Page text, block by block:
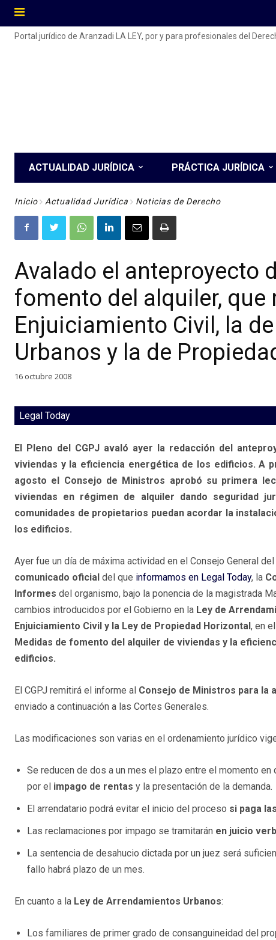
Portal jurídico de Aranzadi LA LEY, por y para profesionales del
ACTUALIDAD JURÍDICA PRÁCTICA JURÍDICA
Inicio Actualidad Jurídica Noticias de Derecho
Avalado el anteproyecto
fomento del alquiler, que
Enjuiciamiento Civil, la
Urbanos y la de
16 octubre 2008
Legal Today
El Pleno del CGPJ avaló ayer la redacción del
viviendas y la eficiencia energética de los edificios. A
agosto el Consejo de Ministros aprobó su primera
viviendas en régimen de alquiler dando seguridad
comunidades de propietarios puedan acordar la
los edificios.
Ayer fue un día de máxima actividad en el Consejo General
comunicado oficial del que informamos en Legal Today, la
Informes del organismo, bajo la ponencia de la magistrada
cambios introducidos por el Gobierno en la Ley de
Enjuiciamiento Civil y la Ley de Propiedad Horizontal , en
Medidas de fomento del alquiler de viviendas y la
edificios.
El CGPJ remitirá el informe al Consejo de Ministros para la
enviado a continuación a las Cortes Generales.
Las modificaciones son varias en el ordenamiento jurídico
Se reducen de dos a un mes el plazo entre el momento
por el impago de rentas y la presentación de la demanda.
El arrendatario podrá evitar el inicio del proceso si paga
Las reclamaciones por impago se tramitarán en juicio
La sentencia de desahucio dictada por un juez será
fallo habrá plazo de un mes.
En cuanto a la Ley de Arrendamientos Urbanos:
Los familiares de primer grado de consanguineidad del